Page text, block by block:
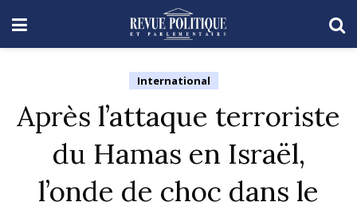
International
Après l’attaque terroriste
du Hamas en Israël,
l’onde de choc dans le